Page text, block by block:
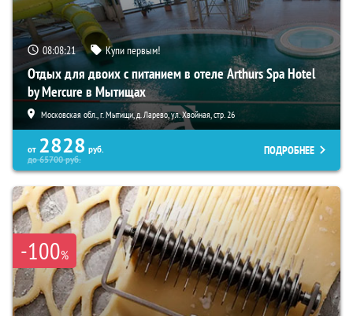
08:08:20 Купи первым!
Отдых для двоих с питанием в отеле Arthurs Spa Hotel
by Mercure в Мытищах
Московская обл., г. Мытищи, д. Ларево, ул. Хвойная, стр. 26
от 2828 руб.
до65700руб.
ПОДРОБНЕЕ
-100%